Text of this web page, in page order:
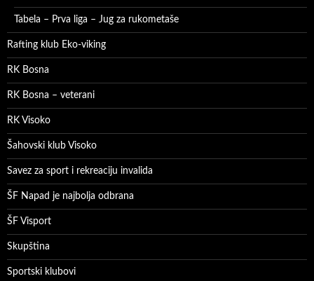
Tabela – Prva liga – Jug za rukometaše
Rafting klub Eko-viking
RK Bosna
RK Bosna – veterani
RK Visoko
Šahovski klub Visoko
Savez za sport i rekreaciju invalida
ŠF Napad je najbolja odbrana
ŠF Visport
Skupština
Sportski klubovi